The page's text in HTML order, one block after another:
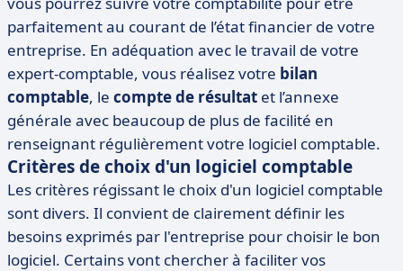
parfaitement au courant de l’état financier de votre
entreprise. En adéquation avec le travail de votre
expert-comptable, vous réalisez votre bilan
comptable, le compte de résultat et l’annexe
générale avec beaucoup de plus de facilité en
renseignant régulièrement votre logiciel comptable.
Critères de choix d'un logiciel comptable
Les critères régissant le choix d'un logiciel comptable
sont divers. Il convient de clairement définir les
besoins exprimés par l'entreprise pour choisir le bon
logiciel. Certains vont chercher à faciliter vos